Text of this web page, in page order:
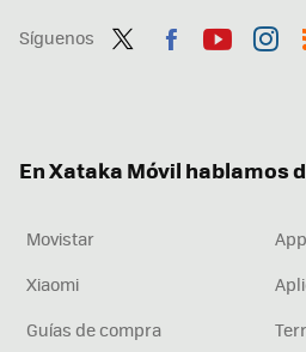
Síguenos
En Xataka Móvil hablamos
Movistar
Xiaomi
Guías de compra